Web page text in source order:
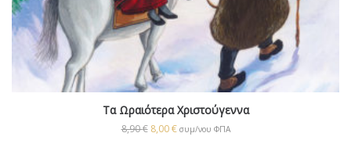
Τα Ωραιότερα Χριστούγεννα
8,90€ 8,00€ συμ/νου ΦΠΑ